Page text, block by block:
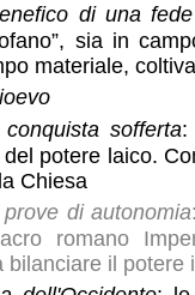
daVita e
di Stalin diventa
alla difesa ma
,un grottesco
: brani
senza
di una
sia in
materiale,
sofferta:
potere laico.
Chiesa
di autonomia
romano
bilanciare il potere